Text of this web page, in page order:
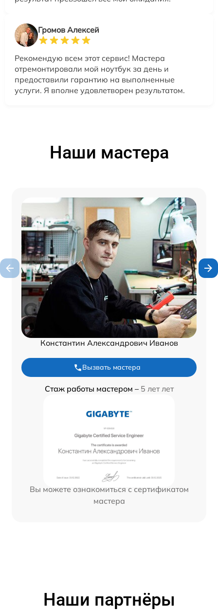
Громов Алексей
Рекомендую всем этот сервис! Мастера
отремонтировали мой ноутбук за день и
предоставили гарантию на выполненные
услуги. Я вполне удовлетворен результатом.
Наши мастера
Константин Александрович Иванов
Вызвать мастера
Стаж работы мастером – 5 лет лет
Вы можете ознакомиться с сертификатом
мастера
Наши партнёры